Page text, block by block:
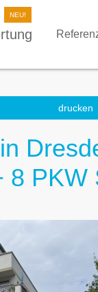
drucken
8 PKW